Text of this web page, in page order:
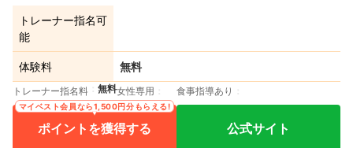
トレーナー指名可
能
体験料 無料
トレーナー指名料 無料女性専用 食事指導あり
ポイントを獲得する
マイベスト会員なら1,500円分もらえる!
公式サイト